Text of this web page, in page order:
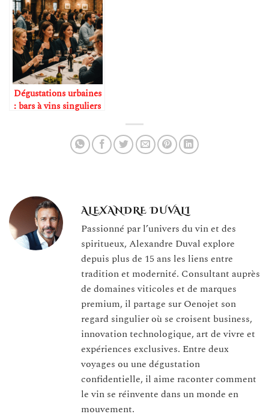
Dégustations urbaines
: bars à vins singuliers
ALEXANDRE DUVALI
Passionné par l’univers du vin et des
spiritueux, Alexandre Duval explore
depuis plus de 15 ans les liens entre
tradition et modernité. Consultant auprès
de domaines viticoles et de marques
premium, il partage sur Oenojet son
regard singulier où se croisent business,
innovation technologique, art de vivre et
expériences exclusives. Entre deux
voyages ou une dégustation
confidentielle, il aime raconter comment
le vin se réinvente dans un monde en
mouvement.